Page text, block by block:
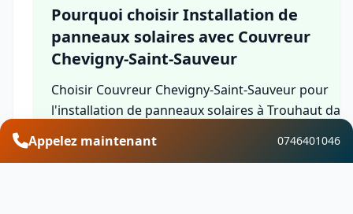
Pourquoi choisir Installation de
panneaux solaires avec Couvreur
Chevigny-Saint-Sauveur
Choisir Couvreur Chevigny-Saint-Sauveur pour
l'installation de panneaux solaires à Trouhaut
l'expertise d'une équipe qualifiée, de solutions sur-
Appelez maintenant 0746401046